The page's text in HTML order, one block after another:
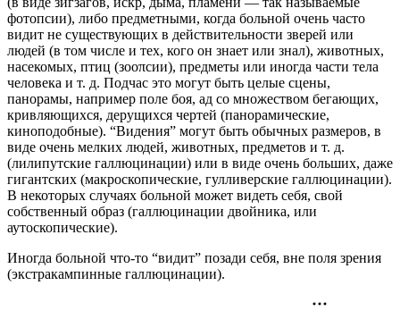
фотопсии), либо предметными, когда больной очень часто
видит не существующих в действительности зверей или
людей (в том числе и тех, кого он знает или знал), животных,
насекомых, птиц (зооπсии), предметы или иногда части тела
человека и т. д. Подчас это могут быть целые сцены,
панорамы, например поле боя, ад со множеством бегающих,
кривляющихся, дерущихся чертей (панорамические,
киноподобные). “Видения” могут быть обычных размеров, в
виде очень мелких людей, животных, предметов и т. д.
(лилипутские галлюцинации) или в виде очень больших, даже
гигантских (макроскопические, гулливерские галлюцинации).
В некоторых случаях больной может видеть себя, свой
собственный образ (галлюцинации двойника, или
аутоскопические).
Иногда больной что-то “видит” позади себя, вне поля зрения
(экстракампинные галлюцинации).